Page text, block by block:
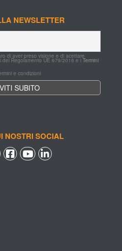
NEWSLETTER
di aver preso visione e di acettare
del Regolamento UE 679/2016 e i Termini
e condizioni
NOSTRI SOCIAL